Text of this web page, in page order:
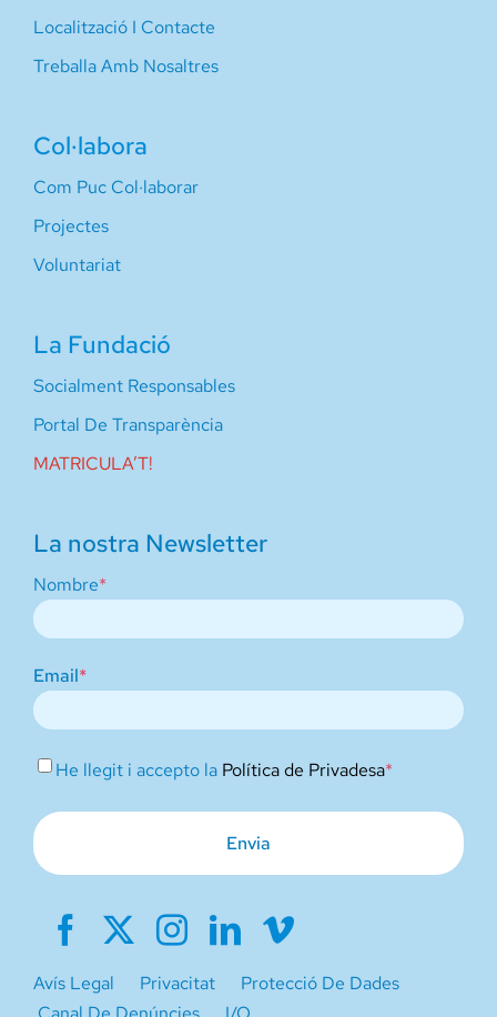
Localització I Contacte
Treballa Amb Nosaltres
Col·labora
Com Puc Col·laborar
Projectes
Voluntariat
La Fundació
Socialment Responsables
Portal De Transparència
MATRICULA’T!
La nostra Newsletter
Nombre*
Email*
* He llegit i accepto la Política de Privadesa*
Avís Legal Privacitat
Protecció De Dades